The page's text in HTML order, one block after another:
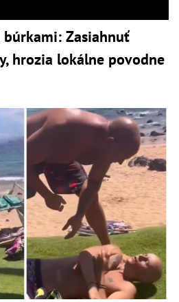
Zasiahnuť
hrozia lokálne povodne